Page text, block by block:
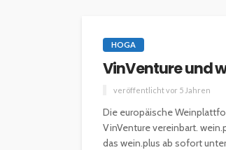
HOGA
VinVenture und
veröffentlicht vor 5 Jahren
Die europäische
VinVenture vereinbart.
das wein.plus ab sofort